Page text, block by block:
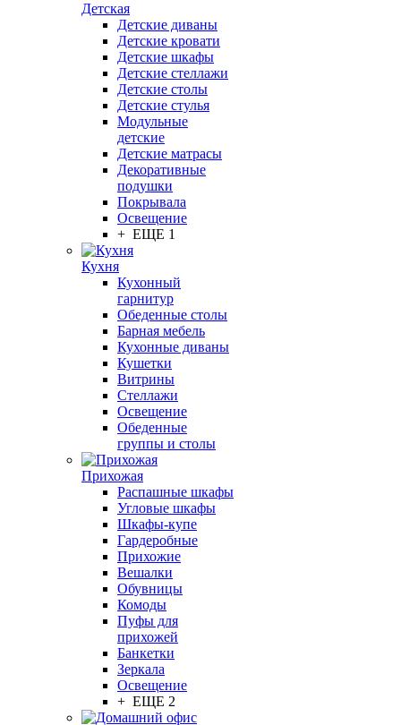
Детская
Детские диваны
Детские кровати
Детские шкафы
Детские стеллажи
Детские столы
Детские стулья
Модульные
детские
Детские матрасы
Декоративные
подушки
Покрывала
Освещение
+ ЕЩЕ 1
Кухня
Кухонный
гарнитур
Обеденные столы
Барная мебель
Кухонные диваны
Кушетки
Витрины
Стеллажи
Освещение
Обеденные
группы и столы
Прихожая
Распашные шкафы
Угловые шкафы
Шкафы-купе
Гардеробные
Прихожие
Вешалки
Обувницы
Комоды
Пуфы для
прихожей
Банкетки
Зеркала
Освещение
+ ЕЩЕ 2